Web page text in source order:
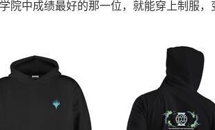
院中成绩最好的那一位，就能穿上制服，